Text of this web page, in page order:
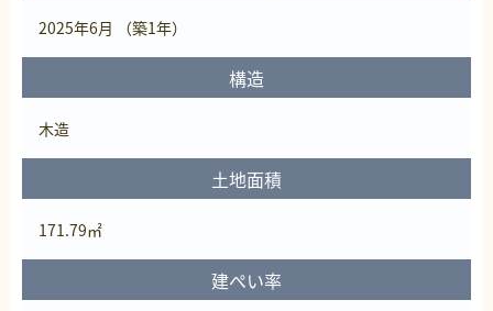
2025年6月 （築1年）
構造
木造
土地面積
171.79㎡
建ぺい率